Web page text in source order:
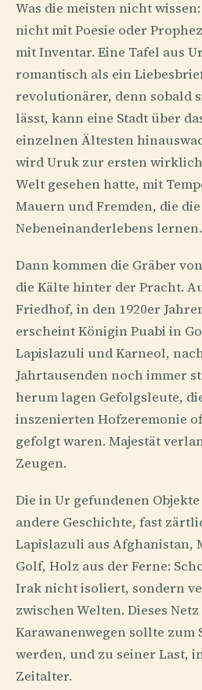
Was die meisten nicht
nicht mit Poesie oder
mit Inventar. Eine Tafel aus
romantisch als ein
revolutionärer, denn sobald
lässt, kann eine Stadt über
einzelnen Ältesten
wird Uruk zur ersten
Welt gesehen hatte, mit
Mauern und Fremden, die
Nebeneinanderlebens lernen.
Dann kommen die Gräber
die Kälte hinter der Pracht.
Friedhof, in den 1920er
erscheint Königin Puabi in
Lapislazuli und Karneol,
Jahrtausenden noch immer
herum lagen Gefolgsleute,
inszenierten Hofzeremonie
gefolgt waren. Majestät
Zeugen.
Die in Ur gefundenen
andere Geschichte, fast
Lapislazuli aus Afghanistan,
Golf, Holz aus der Ferne:
Irak nicht isoliert, sondern
zwischen Welten. Dieses
Karawanenwegen sollte zum
werden, und zu seiner Last,
Zeitalter.